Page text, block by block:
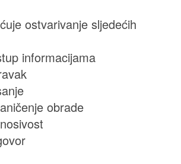
ostvarivanje sljedećih
informacijama
obrade